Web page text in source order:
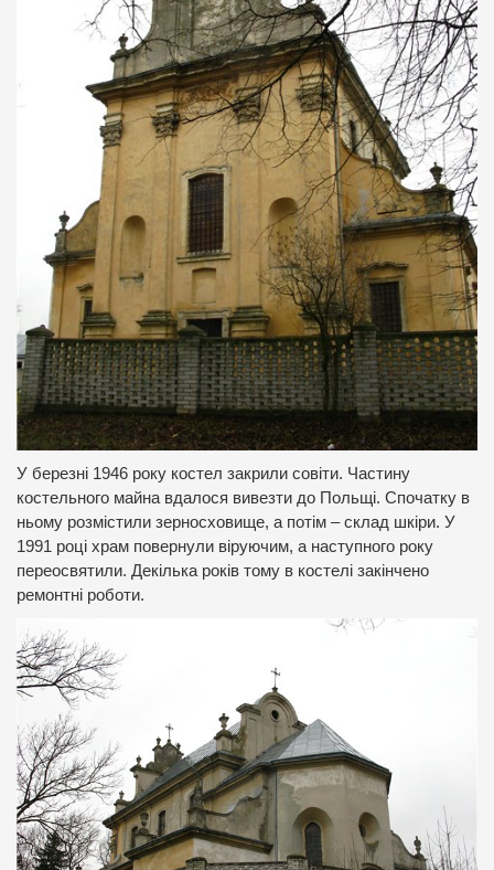
У березні 1946 року костел закрили совіти. Частину
костельного майна вдалося вивезти до Польщі. Спочатку в
ньому розмістили зерносховище, а потім – склад шкіри. У
1991 році храм повернули віруючим, а наступного року
переосвятили. Декілька років тому в костелі закінчено
ремонтні роботи.